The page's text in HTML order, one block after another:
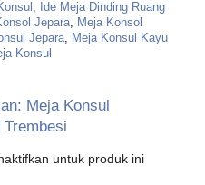
,
Ide Meja Dinding Ruang
Jepara, Meja Konsol
Jepara, Meja Konsul Kayu
Konsul
Meja Konsul
untuk produk ini